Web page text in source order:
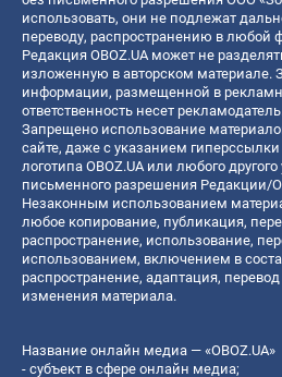
использовать, они не подлежат
переводу, распространению в любой
Редакция OBOZ.UA может не
изложенную в авторском материале.
информации, размещенной в
ответственность несет
Запрещено использование
сайте, даже с указанием гиперссылки
логотипа OBOZ.UA или любого
письменного разрешения Редакции/
Незаконным использованием
любое копирование, публикация,
распространение, использование,
использованием, включением в
распространение, адаптация,
изменения материала.
Название онлайн медиа — «OBOZ.UA»
- субъект в сфере онлайн медиа;